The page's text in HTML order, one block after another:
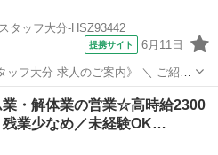
タッフ大分-HSZ93442
提携サイト 6月11日
予定が組みやすい ◆業種未経験で
で働ける ◆残業少なめで家庭時間
営業
・解体業の営業☆高時給2300
残業少なめ／未経験OK…